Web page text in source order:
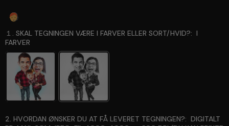
１. SKAL TEGNINGEN VÆRE I FARVER ELLER SORT/HVID?: I
FARVER
2. HVORDAN ØNSKER DU AT FÅ LEVERET TEGNINGEN?: DIGITALT